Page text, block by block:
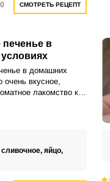
0 СМОТРЕТЬ РЕЦЕПТ
печенье в
в домашних
очень вкусное,
лакомство к
яйцо,